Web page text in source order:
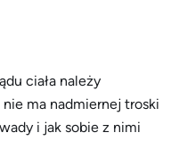
ciała należy
ma nadmiernej troski
i jak sobie z nimi